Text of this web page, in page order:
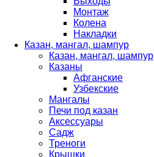
Монтаж
Колена
Накладки
Казан, мангал, шампур
Казан, мангал, шампур
Казаны
Афганские
Узбекские
Мангалы
Печи под казан
Аксессуары
Садж
Треноги
Крышки